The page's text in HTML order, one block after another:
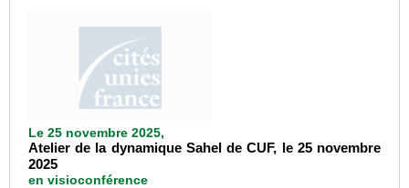
Le 25 novembre 2025,
Atelier de la dynamique Sahel de CUF, le 25 novembre
2025
en visioconférence